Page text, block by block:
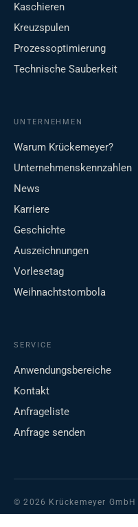
Kaschieren
Kreuzspulen
Prozessoptimierung
Technische Sauberkeit
UNTERNEHMEN
Warum Krückemeyer?
Unternehmenskennzahlen
News
Karriere
Geschichte
Auszeichnungen
Vorlesetag
Weihnachtstombola
SERVICE
Anwendungsbereiche
Kontakt
Anfrageliste
Anfrage senden
© 2026 Krückemeyer GmbH